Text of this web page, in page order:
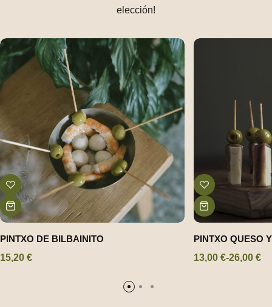
elección!
PINTXO DE BILBAINITO
15,20 €
PINTXO QUESO
13,00 €-26,00 €